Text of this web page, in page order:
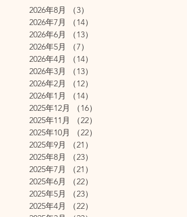
2026年8月
（3）
2026年7月
（14）
2026年6月
（13）
2026年5月
（7）
2026年4月
（14）
2026年3月
（13）
2026年2月
（12）
2026年1月
（14）
2025年12月
（16）
2025年11月
（22）
2025年10月
（22）
2025年9月
（21）
2025年8月
（23）
2025年7月
（21）
2025年6月
（22）
2025年5月
（23）
2025年4月
（22）